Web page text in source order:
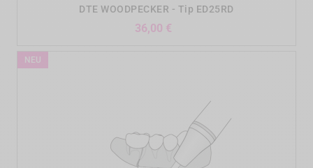
DTE WOODPECKER - Tip ED25RD
36,00 €
NEU